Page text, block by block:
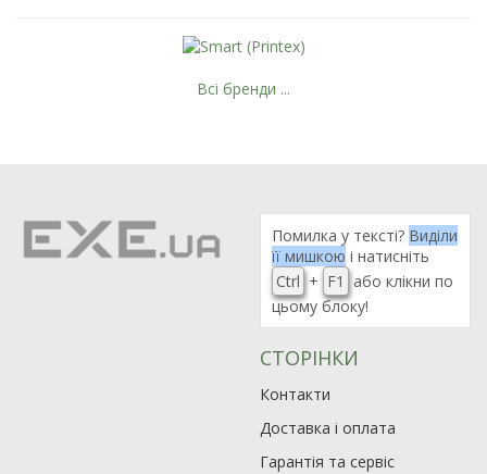
Всі бренди ...
Помилка у тексті? Виділи
її мишкою і натисніть
Ctrl + F1
або клікни по
цьому блоку!
СТОРІНКИ
Контакти
Доставка і оплата
Гарантія та сервіс